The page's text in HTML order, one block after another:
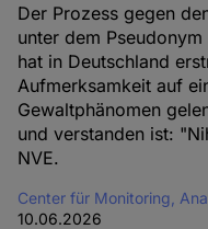
Der Prozess gegen
unter dem
hat in Deutschland
Aufmerksamkeit auf
Gewaltphänomen
und verstanden ist:
NVE.
Center für Monitoring,
10.06.2026